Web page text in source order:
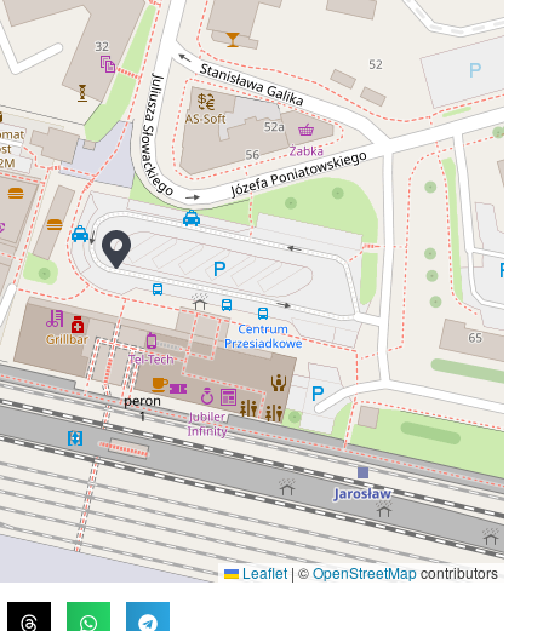
Leaflet | ©OpenStreetMapcontributors